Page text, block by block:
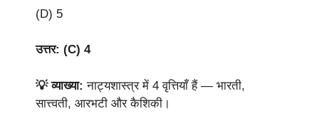
(D) 5
उत्तर: (C) 4
💡 व्याख्या:नाट्यशास्त्र में 4 वृत्तियाँ हैं — भारती,
सात्त्वती, आरभटी और कैशिकी।